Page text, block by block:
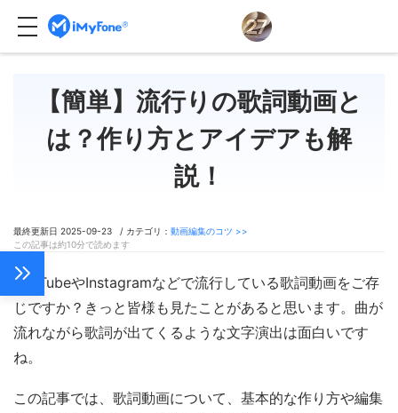
【簡単】流行りの歌詞動画と
は？作り方とアイデアも解
説！
最終更新日 2025-09-23 / カテゴリ： 動画編集のコツ >>
この記事は約10分で読めます
YouTubeやInstagramなどで流行している歌詞動画をご存
じですか？きっと皆様も見たことがあると思います。曲が
流れながら歌詞が出てくるような文字演出は面白いです
ね。
この記事では、歌詞動画について、基本的な作り方や編集